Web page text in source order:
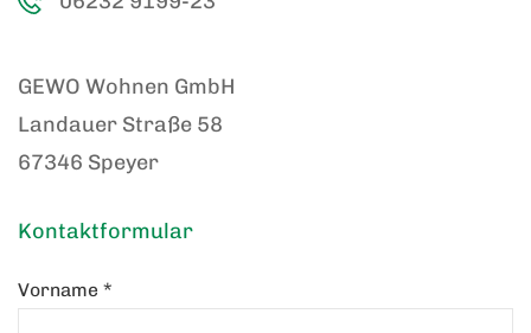
GEWO Wohnen GmbH
Landauer Straße 58
67346 Speyer
Kontaktformular
Vorname *